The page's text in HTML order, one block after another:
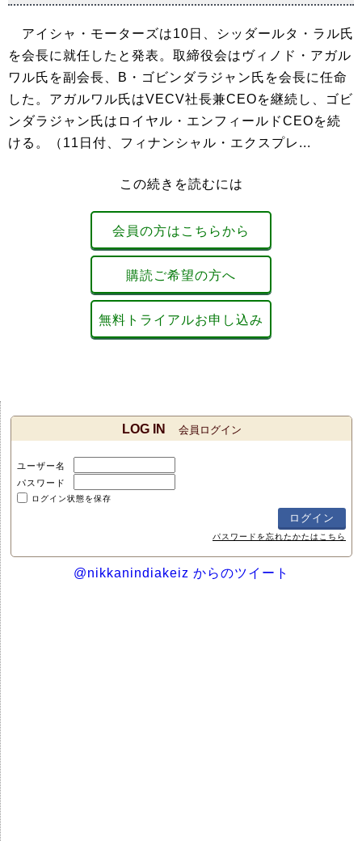
アイシャ・モーターズは10日、シッダールタ・ラル氏
を会長に就任したと発表。取締役会はヴィノド・アガル
ワル氏を副会長、B・ゴビンダラジャン氏を会長に任命
した。アガルワル氏はVECV社長兼CEOを継続し、ゴビ
ンダラジャン氏はロイヤル・エンフィールドCEOを続
ける。（11日付、フィナンシャル・エクスプレ...
この続きを読むには
会員の方はこちらから
購読ご希望の方へ
無料トライアルお申し込み
LOG IN 会員ログイン
ユーザー名
パスワード
ログイン状態を保存
パスワードを忘れたかたはこちら
@nikkanindiakeiz からのツイート